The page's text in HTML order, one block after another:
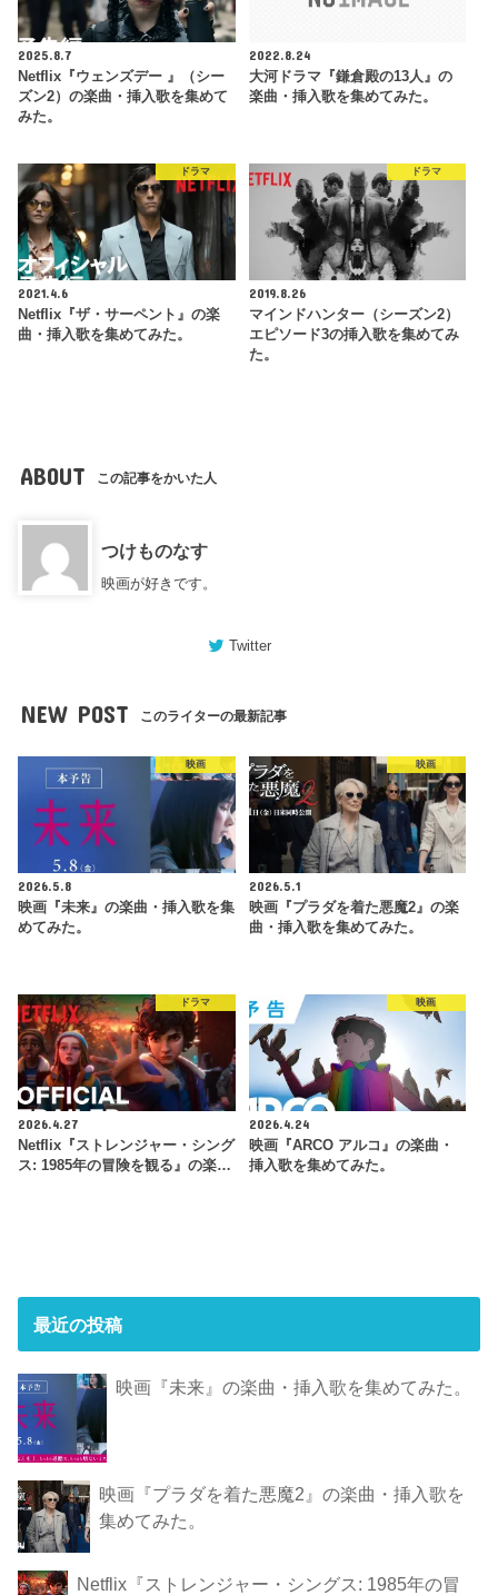
2025.8.7
Netflix『ウェンズデー 』（シー
ズン2）の楽曲・挿入歌を集めて
みた。
2022.8.24
大河ドラマ『鎌倉殿の13人』の
楽曲・挿入歌を集めてみた。
ドラマ
2021.4.6
Netflix『ザ・サーペント』の楽
曲・挿入歌を集めてみた。
ドラマ
2019.8.26
マインドハンター（シーズン2）
エピソード3の挿入歌を集めてみ
た。
ABOUT この記事をかいた人
つけものなす
映画が好きです。
Twitter
NEW POST このライターの最新記事
映画
2026.5.8
映画『未来』の楽曲・挿入歌を集
めてみた。
映画
2026.5.1
映画『プラダを着た悪魔2』の楽
曲・挿入歌を集めてみた。
ドラマ
2026.4.27
Netflix『ストレンジャー・シング
ス: 1985年の冒険 を観 る』の楽…
映画
2026.4.24
映画『ARCO アルコ』の楽曲・
挿入歌を集めてみた。
最近の投稿
映画『未来』の楽曲・挿入歌を集めてみた。
映画『プラダを着た悪魔2』の楽曲・挿入歌を
集めてみた。
Netflix『ストレンジャー・シングス: 1985年の冒